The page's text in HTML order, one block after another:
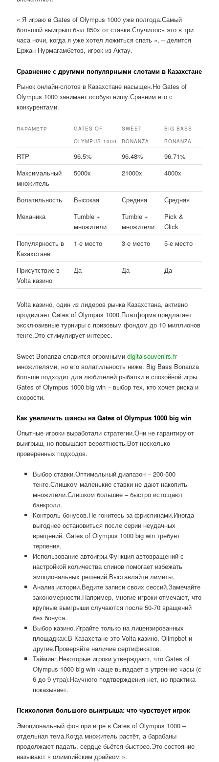
« Я играю в Gates of Olympus 1000 уже полгода.Самый
большой выигрыш был 850x от ставки.Случилось это в три
часа ночи, когда я уже хотел ложиться спать », – делится
Ержан Нурмагамбетов, игрок из Актау.
Сравнение с другими популярными слотами в Казахстане
Рынок онлайн-слотов в Казахстане насыщен.Но Gates of
Olympus 1000 занимает особую нишу.Сравним его с
конкурентами.
ПАРАМЕТР
GATES OF
OLYMPUS 1000
SWEET
BONANZA
BIG BASS
BONANZA
RTP 96.5% 96.48%
96.71%
Максимальный
множитель
5000x 21000x 4000x
Волатильность Высокая Средняя
Средняя
Механика
Tumble +
множители
Tumble +
множители
Pick &
Click
Популярность в
Казахстане
1-е место 3-е место 5-е место
Присутствие в
Volta казино
Да Да Да
Volta казино, один из лидеров рынка Казахстана, активно
продвигает Gates of Olympus 1000.Платформа предлагает
эксклюзивные турниры с призовым фондом до 10 миллионов
тенге.Это стимулирует интерес.
Sweet Bonanza славится огромнымиdigitalsouvenirs.fr
множителями, но его волатильность ниже. Big Bass Bonanza
больше подходит для любителей рыбалки и спокойной игры.
Gates of Olympus 1000 big win – выбор тех, кто хочет риска и
скорости.
Как увеличить шансы на Gates of Olympus 1000 big win
Опытные игроки выработали стратегии.Они не гарантируют
выигрыш, но повышают вероятность.Вот несколько
проверенных подходов.
Выбор ставки.Оптимальный диапазон – 200-500
тенге.Слишком маленькие ставки не дают накопить
множители.Слишком большие – быстро истощают
банкролл.
Контроль бонусов.Не гонитесь за фриспинами.Иногда
выгоднее остановиться после серии неудачных
вращений. Gates of Olympus 1000 big win требует
терпения.
Использование автоигры.Функция автовращений с
настройкой количества спинов помогает избежать
эмоциональных решений.Выставляйте лимиты.
Анализ истории.Ведите записи своих сессий.Замечайте
закономерности.Например, многие игроки отмечают, что
крупные выигрыши случаются после 50-70 вращений
без бонуса.
Выбор казино.Играйте только на лицензированных
площадках.В Казахстане это Volta казино, Olimpbet и
другие.Проверяйте наличие сертификатов.
Тайминг.Некоторые игроки утверждают, что Gates of
Olympus 1000 big win чаще выпадает в утренние часы (с
6 до 9 утра).Научного подтверждения нет, но практика
показывает.
Психология большого выигрыша: что чувствует игрок
Эмоциональный фон при игре в Gates of Olympus 1000 –
отдельная тема.Когда множитель растёт, а барабаны
продолжают падать, сердце бьётся быстрее.Это состояние
называют « олимпийским драйвом ».